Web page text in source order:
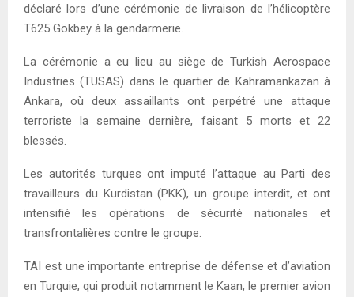
déclaré lors d’une cérémonie de livraison de l’hélicoptère
T625 Gökbey à la gendarmerie.
La cérémonie a eu lieu au siège de Turkish Aerospace
Industries (TUSAS) dans le quartier de Kahramankazan à
Ankara, où deux assaillants ont perpétré une attaque
terroriste la semaine dernière, faisant 5 morts et 22
blessés.
Les autorités turques ont imputé l’attaque au Parti des
travailleurs du Kurdistan (PKK), un groupe interdit, et ont
intensifié les opérations de sécurité nationales et
transfrontalières contre le groupe.
TAI est une importante entreprise de défense et d’aviation
en Turquie, qui produit notamment le Kaan, le premier avion